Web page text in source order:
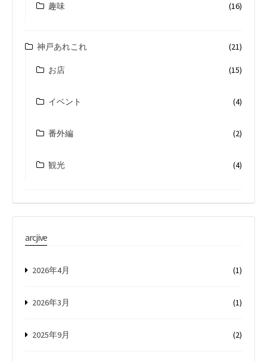
趣味 (16)
神戸あれこれ (21)
お店 (15)
イベント (4)
番外編 (2)
観光 (4)
arcjive
2026年4月 (1)
2026年3月 (1)
2025年9月 (2)